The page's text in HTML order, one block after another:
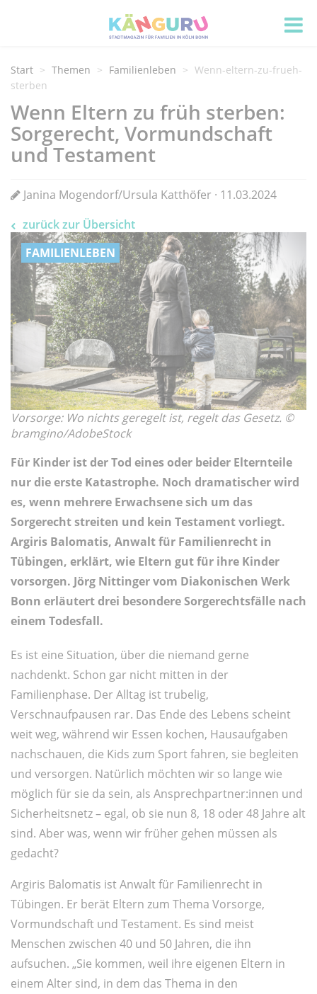
Start Themen Familienleben
Wenn-eltern-zu-frueh-
sterben
Wenn Eltern zu früh sterben:
Sorgerecht, Vormundschaft
und Testament
Janina Mogendorf/Ursula Katthöfer · 11.03.2024
zurück zur Übersicht
FAMILIENLEBEN
Vorsorge: Wo nichts geregelt ist, regelt das Gesetz. ©
bramgino/AdobeStock
Für Kinder ist der Tod eines oder beider Elternteile
nur die erste Katastrophe. Noch dramatischer wird
es, wenn mehrere Erwachsene sich um das
Sorgerecht streiten und kein Testament vorliegt.
Argiris Balomatis, Anwalt für Familienrecht in
Tübingen, erklärt, wie Eltern gut für ihre Kinder
vorsorgen. Jörg Nittinger vom Diakonischen Werk
Bonn erläutert drei besondere Sorgerechtsfälle nach
einem Todesfall.
Es ist eine Situation, über die niemand gerne
nachdenkt. Schon gar nicht mitten in der
Familienphase. Der Alltag ist trubelig,
Verschnaufpausen rar. Das Ende des Lebens scheint
weit weg, während wir Essen kochen, Hausaufgaben
nachschauen, die Kids zum Sport fahren, sie begleiten
und versorgen. Natürlich möchten wir so lange wie
möglich für sie da sein, als Ansprechpartner:innen und
Sicherheitsnetz – egal, ob sie nun 8, 18 oder 48 Jahre alt
sind. Aber was, wenn wir früher gehen müssen als
gedacht?
Argiris Balomatis ist Anwalt für Familienrecht in
Tübingen. Er berät Eltern zum Thema Vorsorge,
Vormundschaft und Testament. Es sind meist
Menschen zwischen 40 und 50 Jahren, die ihn
aufsuchen. „Sie kommen, weil ihre eigenen Eltern in
einem Alter sind, in dem das Thema in den